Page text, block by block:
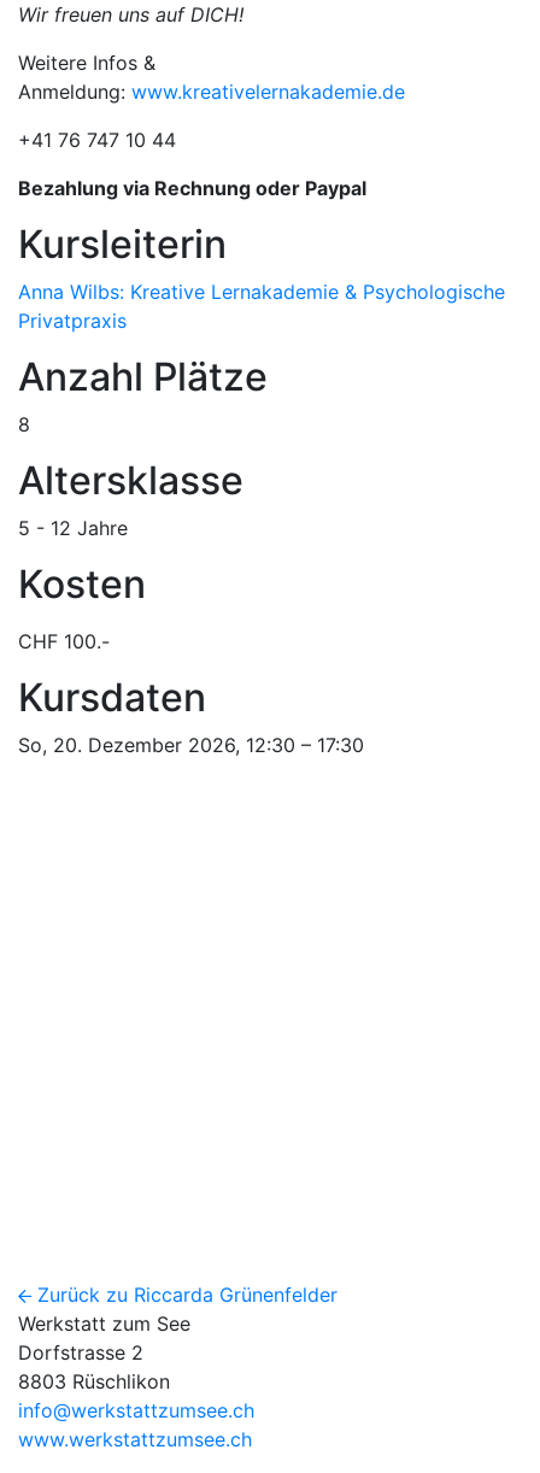
Wir freuen uns auf DICH!
Weitere Infos &
Anmeldung: www.kreativelernakademie.de
+41 76 747 10 44
Bezahlung via Rechnung oder Paypal
Kursleiterin
Anna Wilbs: Kreative Lernakademie & Psychologische
Privatpraxis
Anzahl Plätze
8
Altersklasse
5 - 12 Jahre
Kosten
CHF 100.-
Kursdaten
So, 20. Dezember 2026, 12:30 – 17:30
Zurück zu Riccarda Grünenfelder
Werkstatt zum See
Dorfstrasse 2
8803 Rüschlikon
info@werkstattzumsee.ch
www.werkstattzumsee.ch